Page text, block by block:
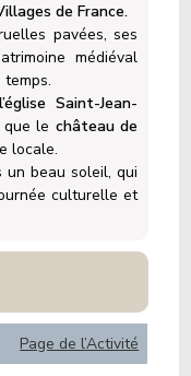
de France.
pavées, ses
médiéval
l’église Saint-Jean-
le château de
locale.
un beau soleil, qui
culturelle et
Page de l’Activité